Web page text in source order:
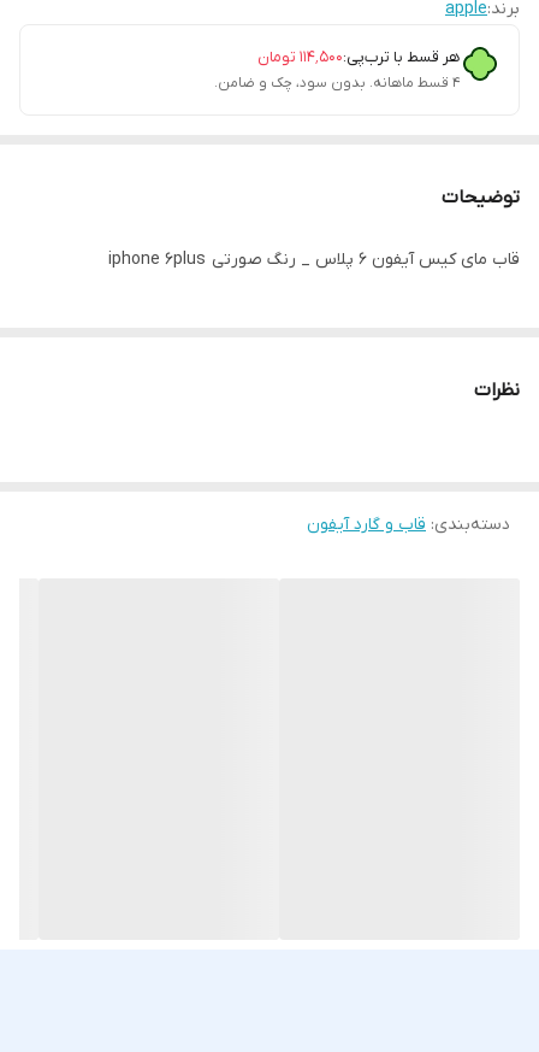
برند:apple
هر قسط با ترب‌پی:۱۱۴٬۵۰۰ تومان
۴ قسط ماهانه. بدون سود، چک و ضامن.
توضیحات
قاب مای کیس آیفون 6 پلاس _ رنگ صورتی iphone 6plus
نظرات
دسته‌بندی: قاب و گارد آیفون